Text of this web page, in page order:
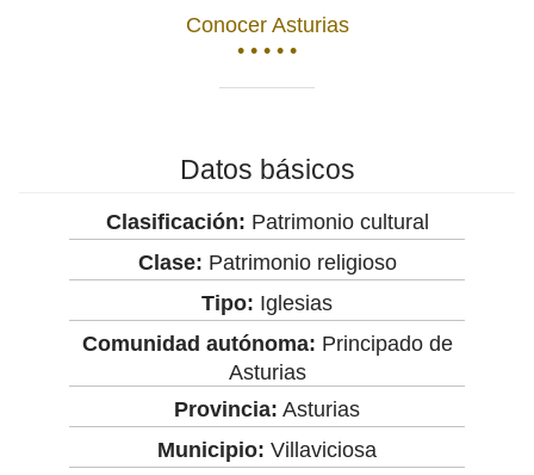
Conocer Asturias
• • • • •
Datos básicos
Clasificación: Patrimonio cultural
Clase: Patrimonio religioso
Tipo: Iglesias
Comunidad autónoma: Principado de
Asturias
Provincia: Asturias
Municipio: Villaviciosa